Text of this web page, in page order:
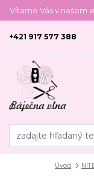
Vítame Vás v našom
+421 917 577 388
Úvod